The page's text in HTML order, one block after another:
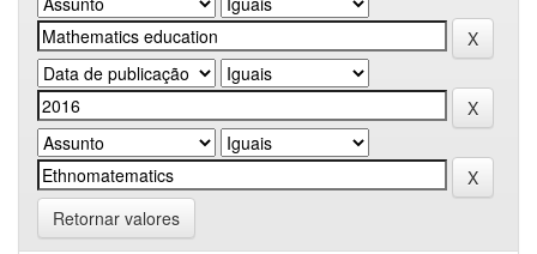
Retornar valores